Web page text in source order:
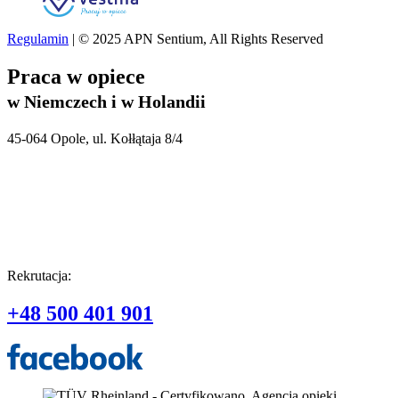
Regulamin | © 2025 APN Sentium, All Rights Reserved
Praca w opiece
w Niemczech i w Holandii
45-064 Opole, ul. Kołłątaja 8/4
Rekrutacja:
+48 500 401 901